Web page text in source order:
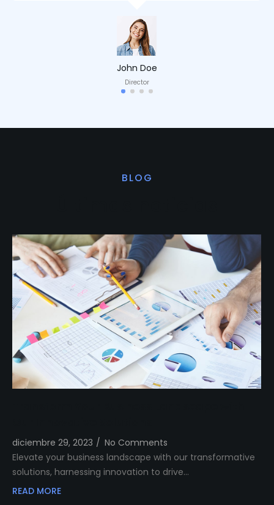
John Doe
Director
BLOG
diciembre 29, 2023 / No Comments
Elevate your business landscape with our transformative
solutions, harnessing innovation to drive…
READ MORE